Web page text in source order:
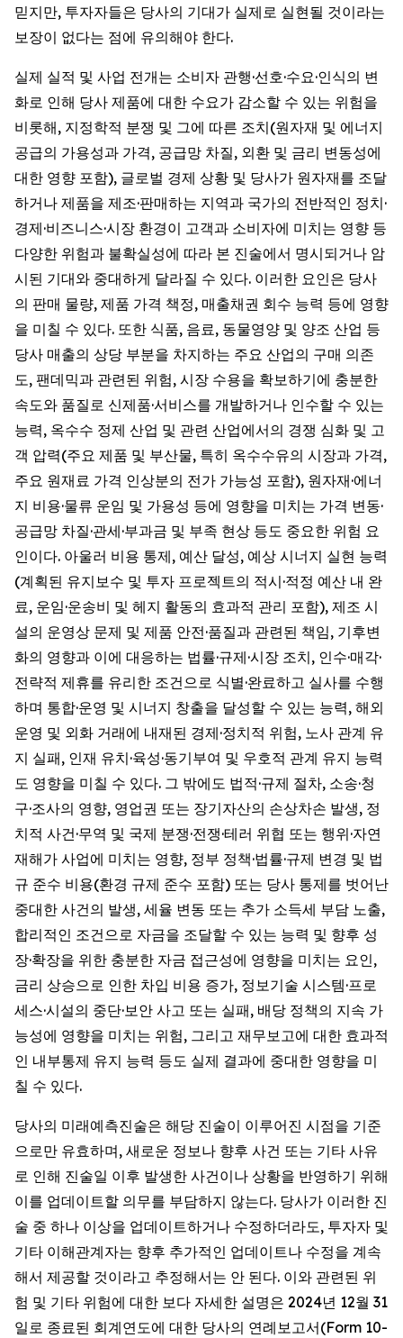
믿지만, 투자자들은 당사의 기대가 실제로 실현될 것이라는
보장이 없다는 점에 유의해야 한다.
실제 실적 및 사업 전개는 소비자 관행·선호·수요·인식의 변
화로 인해 당사 제품에 대한 수요가 감소할 수 있는 위험을
비롯해, 지정학적 분쟁 및 그에 따른 조치(원자재 및 에너지
공급의 가용성과 가격, 공급망 차질, 외환 및 금리 변동성에
대한 영향 포함), 글로벌 경제 상황 및 당사가 원자재를 조달
하거나 제품을 제조·판매하는 지역과 국가의 전반적인 정치·
경제·비즈니스·시장 환경이 고객과 소비자에 미치는 영향 등
다양한 위험과 불확실성에 따라 본 진술에서 명시되거나 암
시된 기대와 중대하게 달라질 수 있다. 이러한 요인은 당사
의 판매 물량, 제품 가격 책정, 매출채권 회수 능력 등에 영향
을 미칠 수 있다. 또한 식품, 음료, 동물영양 및 양조 산업 등
당사 매출의 상당 부분을 차지하는 주요 산업의 구매 의존
도, 팬데믹과 관련된 위험, 시장 수용을 확보하기에 충분한
속도와 품질로 신제품·서비스를 개발하거나 인수할 수 있는
능력, 옥수수 정제 산업 및 관련 산업에서의 경쟁 심화 및 고
객 압력(주요 제품 및 부산물, 특히 옥수수유의 시장과 가격,
주요 원재료 가격 인상분의 전가 가능성 포함), 원자재·에너
지 비용·물류 운임 및 가용성 등에 영향을 미치는 가격 변동·
공급망 차질·관세·부과금 및 부족 현상 등도 중요한 위험 요
인이다. 아울러 비용 통제, 예산 달성, 예상 시너지 실현 능력
(계획된 유지보수 및 투자 프로젝트의 적시·적정 예산 내 완
료, 운임·운송비 및 헤지 활동의 효과적 관리 포함), 제조 시
설의 운영상 문제 및 제품 안전·품질과 관련된 책임, 기후변
화의 영향과 이에 대응하는 법률·규제·시장 조치, 인수·매각·
전략적 제휴를 유리한 조건으로 식별·완료하고 실사를 수행
하며 통합·운영 및 시너지 창출을 달성할 수 있는 능력, 해외
운영 및 외화 거래에 내재된 경제·정치적 위험, 노사 관계 유
지 실패, 인재 유치·육성·동기부여 및 우호적 관계 유지 능력
도 영향을 미칠 수 있다. 그 밖에도 법적·규제 절차, 소송·청
구·조사의 영향, 영업권 또는 장기자산의 손상차손 발생, 정
치적 사건·무역 및 국제 분쟁·전쟁·테러 위협 또는 행위·자연
재해가 사업에 미치는 영향, 정부 정책·법률·규제 변경 및 법
규 준수 비용(환경 규제 준수 포함) 또는 당사 통제를 벗어난
중대한 사건의 발생, 세율 변동 또는 추가 소득세 부담 노출,
합리적인 조건으로 자금을 조달할 수 있는 능력 및 향후 성
장·확장을 위한 충분한 자금 접근성에 영향을 미치는 요인,
금리 상승으로 인한 차입 비용 증가, 정보기술 시스템·프로
세스·시설의 중단·보안 사고 또는 실패, 배당 정책의 지속 가
능성에 영향을 미치는 위험, 그리고 재무보고에 대한 효과적
인 내부통제 유지 능력 등도 실제 결과에 중대한 영향을 미
칠 수 있다.
당사의 미래예측진술은 해당 진술이 이루어진 시점을 기준
으로만 유효하며, 새로운 정보나 향후 사건 또는 기타 사유
로 인해 진술일 이후 발생한 사건이나 상황을 반영하기 위해
이를 업데이트할 의무를 부담하지 않는다. 당사가 이러한 진
술 중 하나 이상을 업데이트하거나 수정하더라도, 투자자 및
기타 이해관계자는 향후 추가적인 업데이트나 수정을 계속
해서 제공할 것이라고 추정해서는 안 된다. 이와 관련된 위
험 및 기타 위험에 대한 보다 자세한 설명은 2024년 12월 31
일로 종료된 회계연도에 대한 당사의 연례보고서(Form 10-